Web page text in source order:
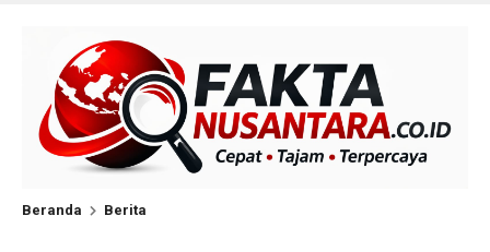
Beranda Berita